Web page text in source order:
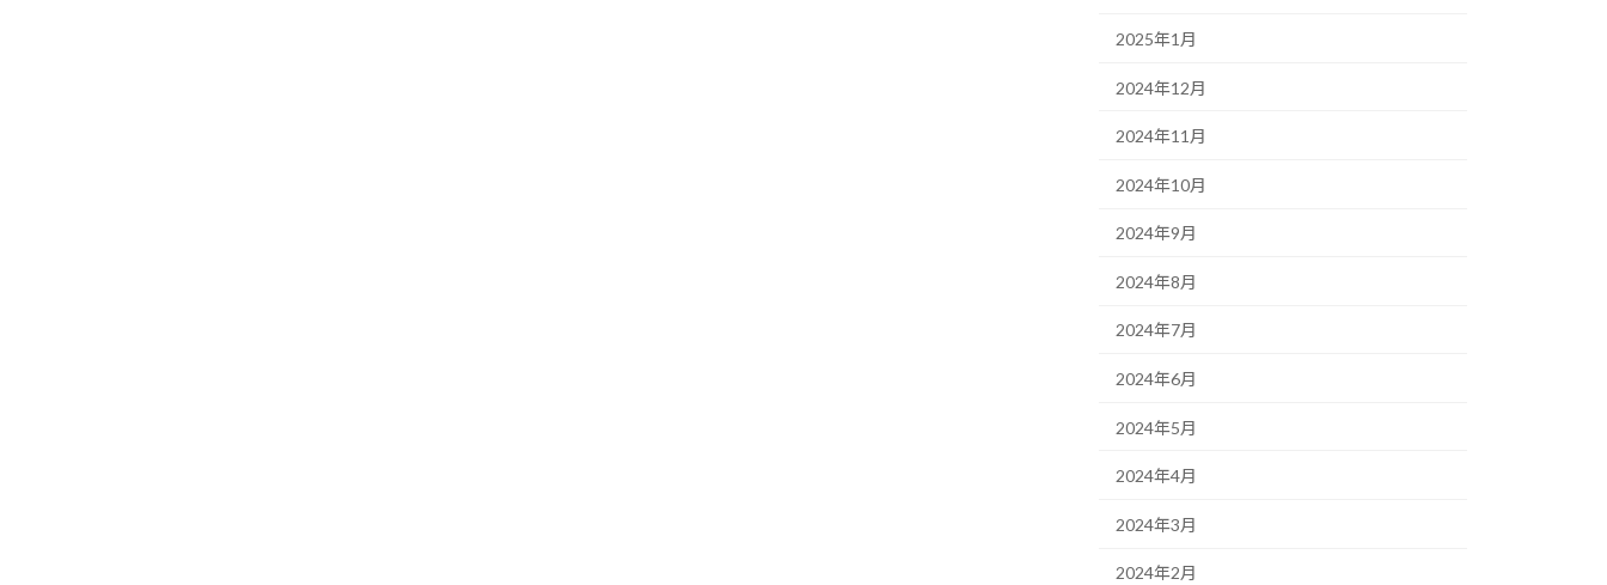
2025年1月
2024年12月
2024年11月
2024年10月
2024年9月
2024年8月
2024年7月
2024年6月
2024年5月
2024年4月
2024年3月
2024年2月